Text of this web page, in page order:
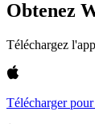
Obtenez
Téléchargez
Télécharger